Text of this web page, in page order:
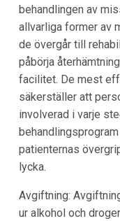
behandlingen av
allvarliga former av
de övergår till
påbörja
facilitet. De mest
säkerställer att
involverad i varje
patienternas
lycka.
Avgiftning:
ur alkohol och